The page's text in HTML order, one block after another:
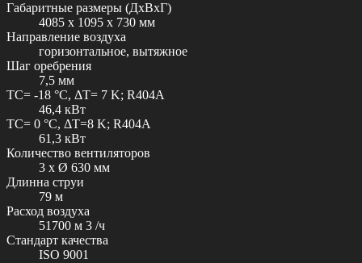
Габаритные размеры (ДxВxГ)
4085 x 1095 x 730 мм
Направление воздуха
горизонтальное, вытяжное
Шаг оребрения
7,5 мм
TC= -18 °C, ΔT= 7 K; R404A
46,4 кВт
TC= 0 °C, ΔT=8 K; R404A
61,3 кВт
Количество вентиляторов
3 x Ø 630 мм
Длинна струи
79 м
Расход воздуха
51700 м 3 /ч
Стандарт качества
ISO 9001